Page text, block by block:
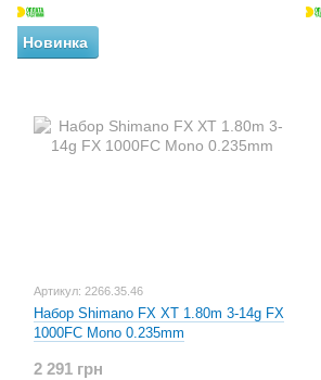
Новинка
Артикул: 2266.35.46
Набор Shimano FX XT 1.80m 3-14g FX
1000FC Mono 0.235mm
2 291 грн